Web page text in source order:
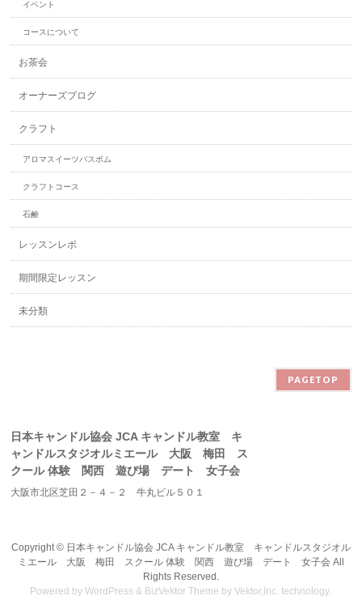
イベント
コースについて
お茶会
オーナーズブログ
クラフト
アロマスイーツバスボム
クラフトコース
石鹸
レッスンレポ
期間限定レッスン
未分類
PAGETOP
日本キャンドル協会 JCA キャンドル教室 キ
ャンドルスタジオルミエール 大阪 梅田 ス
クール 体験 関西 遊び場 デート 女子会
大阪市北区芝田２－４－２ 牛丸ビル５０１
Copyright © 日本キャンドル協会 JCA キャンドル教室 キャンドルスタジオル
ミエール 大阪 梅田 スクール 体験 関西 遊び場 デート 女子会All
Rights Reserved.
Powered byWordPress & BizVektor Theme byVektor,Inc. technology.